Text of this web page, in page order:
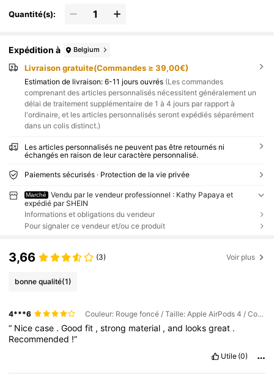
Quantité(s):
Expédition à Belgium
Livraison gratuite(Commandes ≥ 39,00€)
Estimation de livraison: 6-11 jours ouvrés (Les commandes
comprenant des articles personnalisés nécessitent généralement un
délai de traitement supplémentaire de 1 à 4 jours par rapport à
l'ordinaire, et les articles personnalisés seront expédiés séparément
dans un colis distinct.)
Les articles personnalisés ne peuvent pas être retournés ni
échangés en raison de leur caractère personnalisé.
Paiements sécurisés · Protection de la vie privée
Marché
Vendu par le vendeur professionnel : Kathy Papaya et
expédié par SHEIN
Informations et obligations du vendeur
Pour signaler ce vendeur et/ou ce produit
3,66 (3) Voir plus
bonne qualité(1)
4***6 Couleur: Rouge foncé / Taille: Apple AirPods 4 / Compatibilité des téléphones portables: Apple
“ Nicecase .Goodfit ,strong material ,and looksgreat .
Recommended !”
Utile (0)